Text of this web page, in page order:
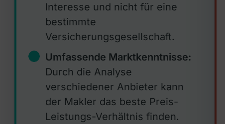
Interesse und nicht für eine
bestimmte
Versicherungsgesellschaft.
Umfassende Marktkenntnisse:
Durch die Analyse
verschiedener Anbieter kann
der Makler das beste Preis-
Leistungs-Verhältnis finden.